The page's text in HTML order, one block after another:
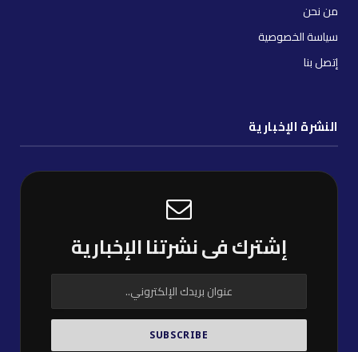
من نحن
سياسة الخصوصية
إتصل بنا
النشرة الإخبارية
إشترك فى نشرتنا الإخبارية